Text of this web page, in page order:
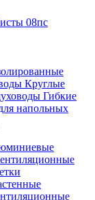
08пс
Круглые
Гибкие
напольных